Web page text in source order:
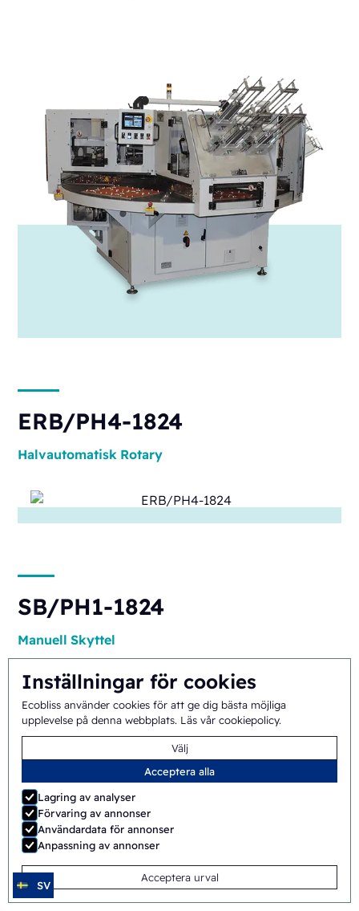
Inställningar för cookies
Ecobliss använder cookies för att ge dig bästa möjliga
upplevelse på denna webbplats. Läs vår cookiepolicy.
Välj
Acceptera alla
Lagring av analyser
Förvaring av annonser
Användardata för annonser
Anpassning av annonser
Acceptera urval
ERB/PH4-1824
Halvautomatisk Rotary
SB/PH1-1824
Manuell Skyttel
ERB/PH4-1418
Halvautomatisk Rotary
SV